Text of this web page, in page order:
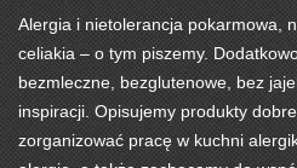
Alergia i nietolerancja pokarmowa,
celiakia – o tym piszemy.
bezmleczne, bezglutenowe, bez
inspiracji. Opisujemy produkty
zorganizować pracę w kuchni